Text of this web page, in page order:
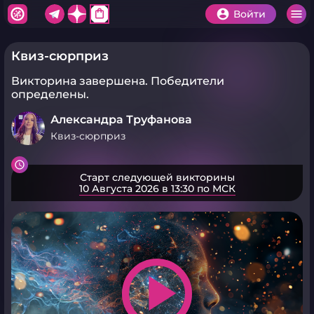
shopping_bag Войти
Квиз-сюрприз
Викторина завершена. Победители
определены.
Александра Труфанова
Квиз-сюрприз
Старт следующей викторины
10 Августа 2026 в 13:30 по МСК
play_arrow